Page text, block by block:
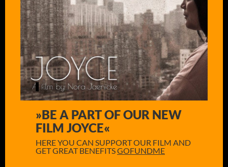
»BE A PART OF OUR NEW
FILM JOYCE«
HERE YOU CAN SUPPORT OUR FILM AND
GET GREAT BENEFITSGOFUNDME